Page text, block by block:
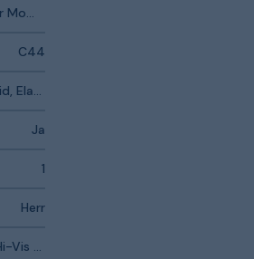
L.Brador Momentum
C44
Polyamid, Elastan, Polyuretan
Ja
1
Herr
Svart, Hi-Vis gul